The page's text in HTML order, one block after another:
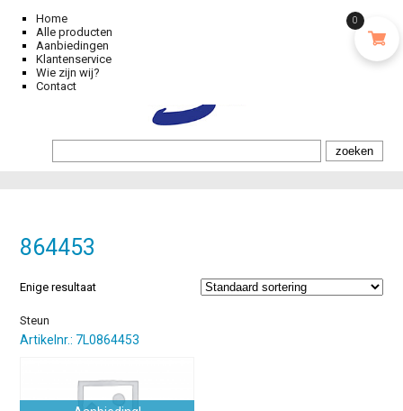
Home
Alle producten
Aanbiedingen
Klantenservice
Wie zijn wij?
Contact
864453
Enige resultaat
Steun
Artikelnr.: 7L0864453
0